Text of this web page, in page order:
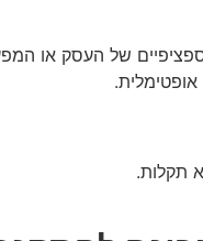
של העסק או
אופטימלית.
תקלות.